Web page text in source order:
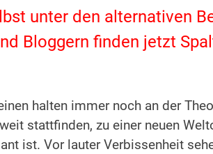
unter den alternativen
Bloggern finden jetzt
halten immer noch an der
stattfinden, zu einer neuen
ist. Vor lauter Verbissenheit